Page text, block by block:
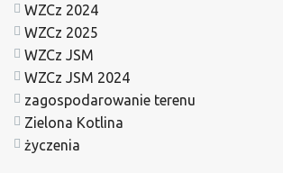
WZCz 2024
WZCz 2025
WZCz JSM
WZCz JSM 2024
zagospodarowanie terenu
Zielona Kotlina
życzenia